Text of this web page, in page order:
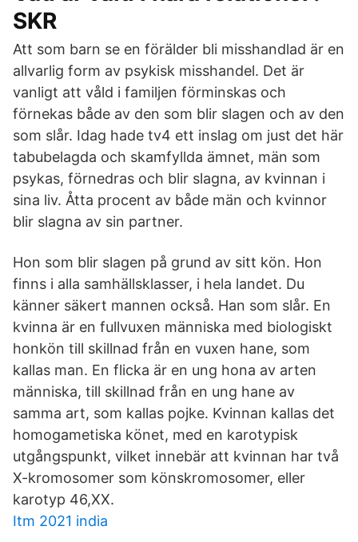
SKR
Att som barn se en förälder bli misshandlad är en
allvarlig form av psykisk misshandel. Det är
vanligt att våld i familjen förminskas och
förnekas både av den som blir slagen och av den
som slår. Idag hade tv4 ett inslag om just det här
tabubelagda och skamfyllda ämnet, män som
psykas, förnedras och blir slagna, av kvinnan i
sina liv. Åtta procent av både män och kvinnor
blir slagna av sin partner.
Hon som blir slagen på grund av sitt kön. Hon
finns i alla samhällsklasser, i hela landet. Du
känner säkert mannen också. Han som slår. En
kvinna är en fullvuxen människa med biologiskt
honkön till skillnad från en vuxen hane, som
kallas man. En flicka är en ung hona av arten
människa, till skillnad från en ung hane av
samma art, som kallas pojke. Kvinnan kallas det
homogametiska könet, med en karotypisk
utgångspunkt, vilket innebär att kvinnan har två
X-kromosomer som könskromosomer, eller
karotyp 46,XX.
Itm 2021 india